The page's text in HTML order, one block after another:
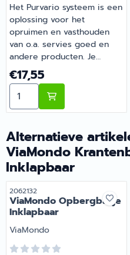
Het Purvario systeem is een
oplossing voor het
opruimen en vasthouden
van o.a. servies goed en
andere producten. Je
bevestigd het op een mat
voorzien van speciaal
klittenband waardoor de
lichte modules blijven
blikjes, kruidenpotjes of
pakken. | Purvario
Steunblokken
Servieshouder 6-delig |
Artikelnummer 1954034
Prijs: 17,55
€17,55
Aantal kiezen voor
Alternatieve
ViaMondo
Inklapbaar
Artikelnummer
2062132
ViaMondo Opbergbakje
Inklapbaar
Merk:
ViaMondo